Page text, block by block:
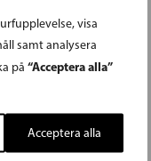
visa
samt analysera
på “Acceptera alla”
Acceptera alla
social- och
reformen.